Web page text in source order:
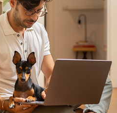
Search products